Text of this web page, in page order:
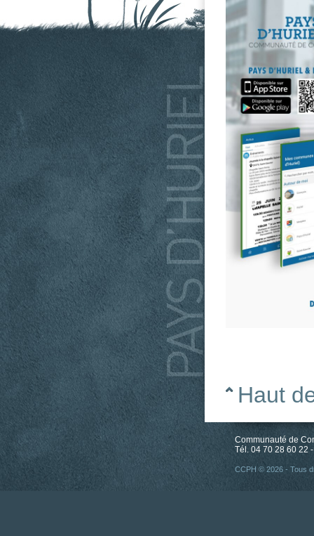
Haut
Communauté de
Tél. 04 70 28 60 22
CCPH © 2026 - Tous